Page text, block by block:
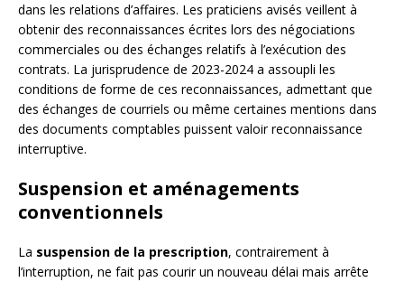
dans les relations d’affaires. Les praticiens avisés veillent à
obtenir des reconnaissances écrites lors des négociations
commerciales ou des échanges relatifs à l’exécution des
contrats. La jurisprudence de 2023-2024 a assoupli les
conditions de forme de ces reconnaissances, admettant que
des échanges de courriels ou même certaines mentions dans
des documents comptables puissent valoir reconnaissance
interruptive.
Suspension et aménagements
conventionnels
La suspension de la prescription, contrairement à
l’interruption, ne fait pas courir un nouveau délai mais arrête